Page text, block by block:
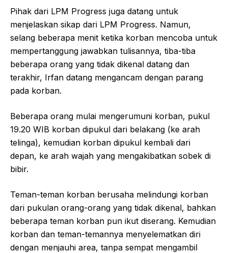
Pihak dari LPM Progress juga datang untuk
menjelaskan sikap dari LPM Progress. Namun,
selang beberapa menit ketika korban mencoba untuk
mempertanggung jawabkan tulisannya, tiba-tiba
beberapa orang yang tidak dikenal datang dan
terakhir, Irfan datang mengancam dengan parang
pada korban.
Beberapa orang mulai mengerumuni korban, pukul
19.20 WIB korban dipukul dari belakang (ke arah
telinga), kemudian korban dipukul kembali dari
depan, ke arah wajah yang mengakibatkan sobek di
bibir.
Teman-teman korban berusaha melindungi korban
dari pukulan orang-orang yang tidak dikenal, bahkan
beberapa teman korban pun ikut diserang. Kemudian
korban dan teman-temannya menyelematkan diri
dengan menjauhi area, tanpa sempat mengambil